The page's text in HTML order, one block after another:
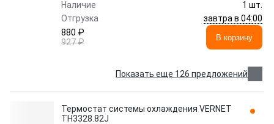
Наличие
1 шт.
Отгрузка
завтра в 04:00
880 ₽
927 ₽
В корзину
Показать еще 126 предложений
Термостат системы охлаждения VERNET
TH3328.82J